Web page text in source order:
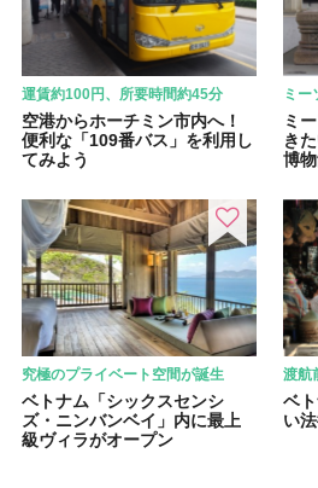
運賃約100円、所要時間約45分
空港からホーチミン市内へ！
便利な「109番バス」を利用し
てみよう
ミー
ミ
き
博物
究極のプライベート空間が誕生
ベトナム「シックスセンシ
ズ・ニンバンベイ」内に最上
級ヴィラがオープン
渡航
ベ
い